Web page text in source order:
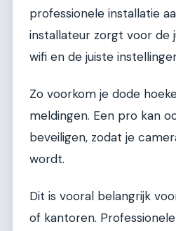
professionele installatie
installateur zorgt voor de
wifi en de juiste
Zo voorkom je dode
meldingen. Een pro kan
beveiligen, zodat je
wordt.
Dit is vooral belangrijk
of kantoren.